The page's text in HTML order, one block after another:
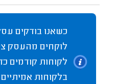
כשאנו בודקים
לוקחים מהעסק
לקוחות קודמים
בלקוחות